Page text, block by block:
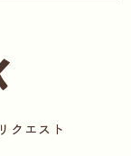
リクエスト